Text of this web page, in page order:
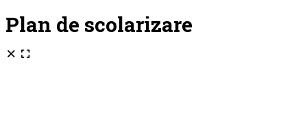
Plan de scolarizare